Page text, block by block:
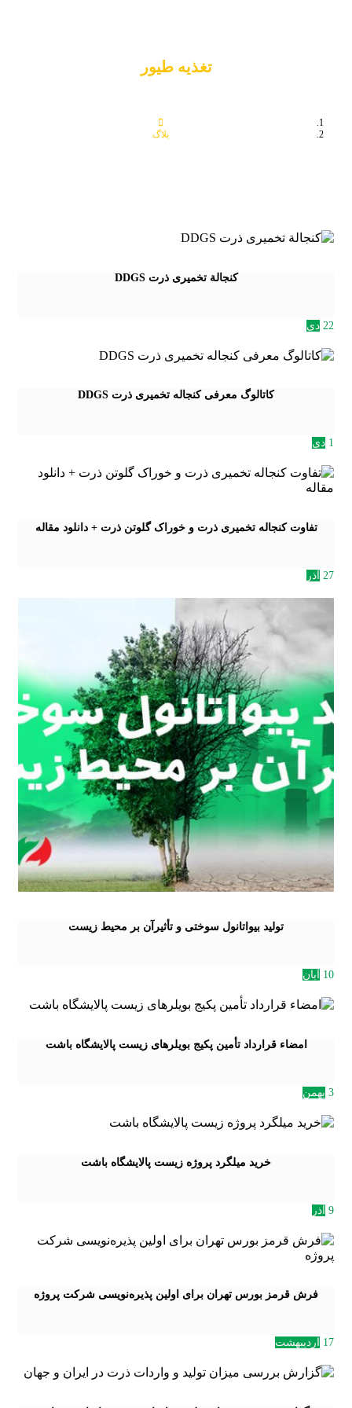
تغذیه طیور
بلاگ
کنجالة تخمیری ذرت DDGS
22 دی
کاتالوگ معرفی کنجاله تخمیری ذرت DDGS
1 دی
تفاوت کنجاله تخمیری ذرت و خوراک گلوتن ذرت + دانلود مقاله
27 آذر
تولید بیواتانول سوختی و تأثیرآن بر محیط زیست
10 آبان
امضاء قرارداد تأمین پکیج بویلرهای زیست پالایشگاه باشت
3 بهمن
خرید میلگرد پروژه زیست پالایشگاه باشت
9 آذر
فرش قرمز بورس تهران برای اولین پذیره‌نویسی شرکت پروژه
17 اردیبهشت